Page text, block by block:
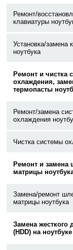
Ремонт/
клавиатуры
Установка/замена
ноутбука
Ремонт и чистка
охлаждения,
термопасты
Ремонт/замена
охлаждения
Чистка системы
Ремонт и замена
матрицы
Замена/ремонт
матрицы ноутбука
Замена жесткого
(HDD) на ноутбуке